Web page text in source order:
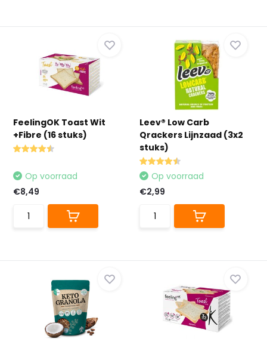
FeelingOK Toast Wit
+Fibre (16 stuks)
Op voorraad
€8,49
Leev® Low Carb
Qrackers Lijnzaad (3x2
stuks)
Op voorraad
€2,99